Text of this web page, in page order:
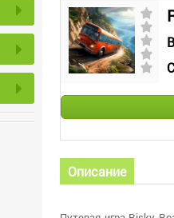
Описание